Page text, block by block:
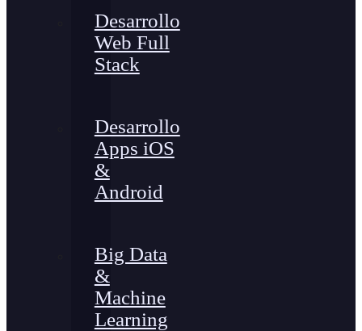
Desarrollo
Web Full
Stack
Desarrollo
Apps iOS
&
Android
Big Data
&
Machine
Learning